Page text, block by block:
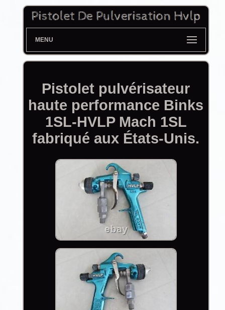
MENU
Pistolet pulvérisateur
haute performance Binks
1SL-HVLP Mach 1SL
fabriqué aux États-Unis.